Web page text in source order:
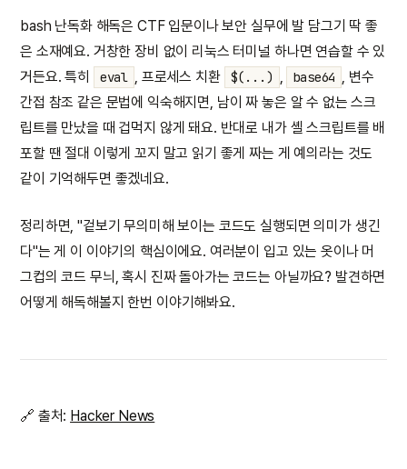
bash 난독화 해독은 CTF 입문이나 보안 실무에 발 담그기 딱 좋
은 소재예요. 거창한 장비 없이 리눅스 터미널 하나면 연습할 수 있
거든요. 특히
eval , 프로세스 치환 $(...) , base64 , 변수
간접 참조 같은 문법에 익숙해지면, 남이 짜 놓은 알 수 없는 스크
립트를 만났을 때 겁먹지 않게 돼요. 반대로 내가 셸 스크립트를 배
포할 땐 절대 이렇게 꼬지 말고 읽기 좋게 짜는 게 예의라는 것도
같이 기억해두면 좋겠네요.
정리하면, "겉보기 무의미해 보이는 코드도 실행되면 의미가 생긴
다"는 게 이 이야기의 핵심이에요. 여러분이 입고 있는 옷이나 머
그컵의 코드 무늬, 혹시 진짜 돌아가는 코드는 아닐까요? 발견하면
어떻게 해독해볼지 한번 이야기해봐요.
🔗 출처: Hacker News